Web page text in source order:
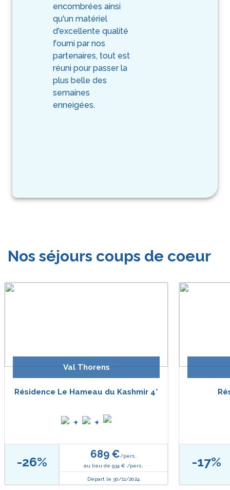
encombrées ainsi
qu'un matériel
d'excellente qualité
fourni par nos
partenaires, tout est
réuni pour passer la
plus belle des
semaines
enneigées.
Nos séjours coups de coeur
Val Thorens
Résidence Le Hameau du Kashmir 4*
+ +
-26% 689 €/pers.
au lieu de 934 € /pers.
Départ le 30/11/2024
-17%